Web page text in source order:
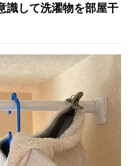
識して洗濯物を部屋干